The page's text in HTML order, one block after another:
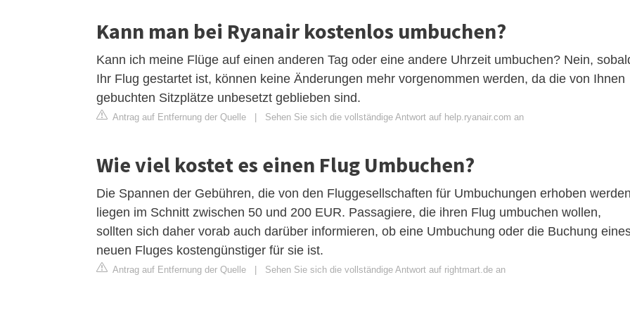
Kann man bei Ryanair kostenlos umbuchen?
Kann ich meine Flüge auf einen anderen Tag oder eine andere Uhrzeit umbuchen? Nein,
Ihr Flug gestartet ist, können keine Änderungen mehr vorgenommen werden, da die von Ihnen
gebuchten Sitzplätze unbesetzt geblieben sind.
Antrag auf Entfernung der Quelle | Sehen Sie sich die vollständige Antwort auf help.ryanair.com an
Wie viel kostet es einen Flug Umbuchen?
Die Spannen der Gebühren, die von den Fluggesellschaften für Umbuchungen erhoben
liegen im Schnitt zwischen 50 und 200 EUR. Passagiere, die ihren Flug umbuchen wollen,
sollten sich daher vorab auch darüber informieren, ob eine Umbuchung oder die Buchung
neuen Fluges kostengünstiger für sie ist.
Antrag auf Entfernung der Quelle | Sehen Sie sich die vollständige Antwort auf rightmart.de an